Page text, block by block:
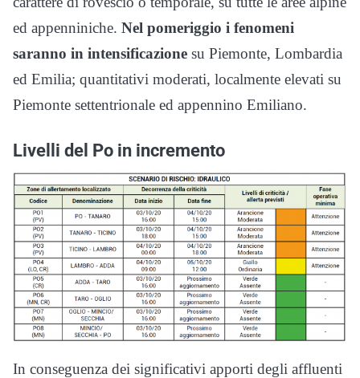
ed appenniniche. Nel pomeriggio i fenomeni
saranno in intensificazione su Piemonte, Lombardia
ed Emilia; quantitativi moderati, localmente elevati su
Piemonte settentrionale ed appennino Emiliano.
Livelli del Po in incremento
In conseguenza dei significativi apporti degli affluenti